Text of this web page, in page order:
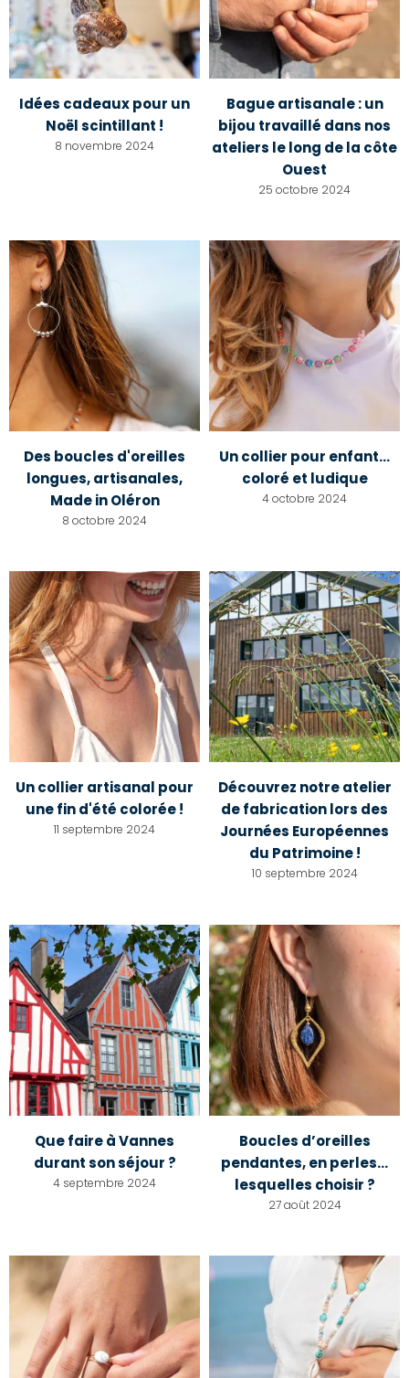
Idées cadeaux pour un
Noël scintillant !
8 novembre 2024
Bague artisanale : un
bijou travaillé dans nos
ateliers le long de la côte
Ouest
25 octobre 2024
Des boucles d'oreilles
longues, artisanales,
Made in Oléron
8 octobre 2024
Un collier pour enfant...
coloré et ludique
4 octobre 2024
Un collier artisanal pour
une fin d'été colorée !
11 septembre 2024
Découvrez notre atelier
de fabrication lors des
Journées Européennes
du Patrimoine !
10 septembre 2024
Que faire à Vannes
durant son séjour ?
4 septembre 2024
Boucles d’oreilles
pendantes, en perles…
lesquelles choisir ?
27 août 2024